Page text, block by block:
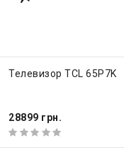
КУПИТЬ
Телевизор TCL 65P7K
28899 грн.